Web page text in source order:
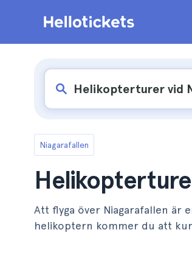
Niagarafallen
Att flyga över Niagarafallen är
helikoptern kommer du att